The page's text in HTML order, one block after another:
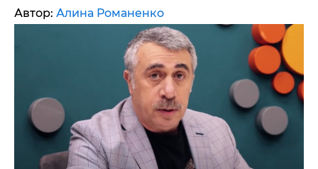
Автор: Алина Романенко